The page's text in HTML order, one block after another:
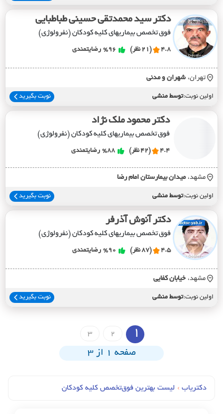
دکتر سید محمدتقی حسینی طباطبایی
فوق تخصص بیماریهای کلیه کودکان (نفرولوژی)
4.8 (21 نظر) %96 رضایتمندی
تهران، شهران و مدني
اولین نوبت:توسط منشی نوبت بگیرید
دکتر محمود ملک نژاد
فوق تخصص بیماریهای کلیه کودکان (نفرولوژی)
4.4 (42 نظر) %88 رضایتمندی
مشهد، ميدان بيمارستان امام رضا
اولین نوبت:توسط منشی نوبت بگیرید
دکتر آنوش آذرفر
فوق تخصص بیماریهای کلیه کودکان (نفرولوژی)
4.5 (87 نظر) %90 رضایتمندی
مشهد، خيابان کفايي
اولین نوبت:توسط منشی نوبت بگیرید
1
2
3
صفحه 1 از 3
دکتریاب › لیست بهترین فوق‌تخصص کلیه کودکان